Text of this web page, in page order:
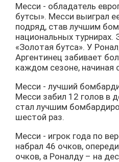
Месси - обладатель
бутсы». Месси выиграл
подряд, став лучшим
национальных турнирах.
«Золотая бутса». У
Аргентинец забивает
каждом сезоне, начиная
Месси - лучший
Месси забил 12 голов в
стал лучшим
шестой раз.
Месси - игрок года по
набрал 46 очков,
очков, а Роналду – на